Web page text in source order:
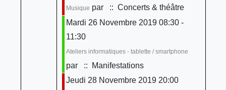
Musique par
:: Concerts & théâtre
Mardi 26 Novembre 2019 08:30 -
11:30
Ateliers informatiques - tablette / smartphone
par
:: Manifestations
Jeudi 28 Novembre 2019 20:00